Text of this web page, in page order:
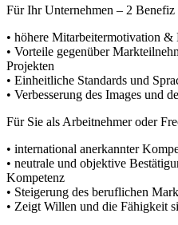
Für Ihr Unternehmen – 2 Benefiz
• höhere Mitarbeitermotivation
• Vorteile gegenüber
Projekten
• Einheitliche Standards und
• Verbesserung des Images und
Für Sie als Arbeitnehmer oder
• international anerkannter
• neutrale und objektive
Kompetenz
• Steigerung des beruflichen
• Zeigt Willen und die Fähigkeit